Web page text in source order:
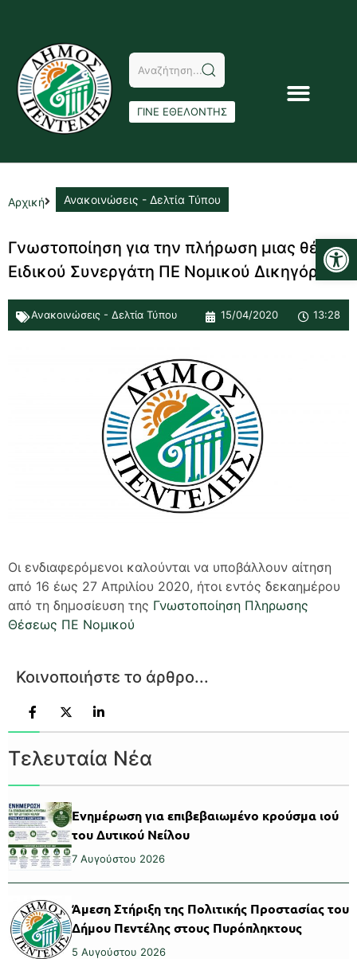
ΓΙΝΕ ΕΘΕΛΟΝΤΗΣ
Αρχική Ανακοινώσεις - Δελτία Τύπου
Γνωστοποίηση για την πλήρωση μιας θέσης
Ειδικού Συνεργάτη ΠΕ Νομικού Δικηγόρου
Ανακοινώσεις - Δελτία Τύπου 15/04/2020 13:28
Οι ενδιαφερόμενοι καλούνται να υποβάλλουν αίτηση
από 16 έως 27 Απριλίου 2020, ήτοι εντός δεκαημέρου
από τη δημοσίευση της Γνωστοποίηση Πληρωσης
Θέσεως ΠΕ Νομικού
Κοινοποιήστε το άρθρο...
Τελευταία Νέα
Ενημέρωση για επιβεβαιωμένο κρούσμα ιού
του Δυτικού Νείλου
7 Αυγούστου 2026
Άμεση Στήριξη της Πολιτικής Προστασίας του
Δήμου Πεντέλης στους Πυρόπληκτους
5 Αυγούστου 2026